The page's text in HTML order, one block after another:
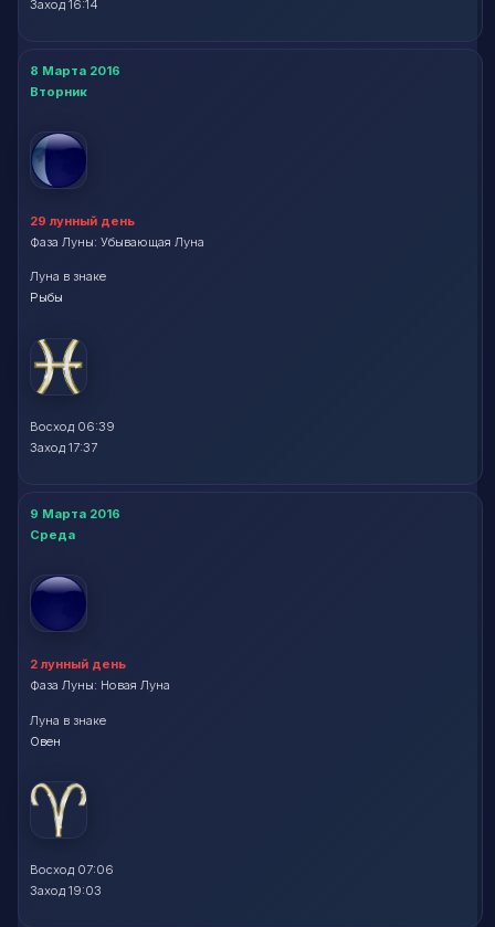
Заход 16:14
8 Марта 2016
Вторник
29 лунный день
Фаза Луны: Убывающая Луна
Луна в знаке
Рыбы
Восход 06:39
Заход 17:37
9 Марта 2016
Среда
2 лунный день
Фаза Луны: Новая Луна
Луна в знаке
Овен
Восход 07:06
Заход 19:03